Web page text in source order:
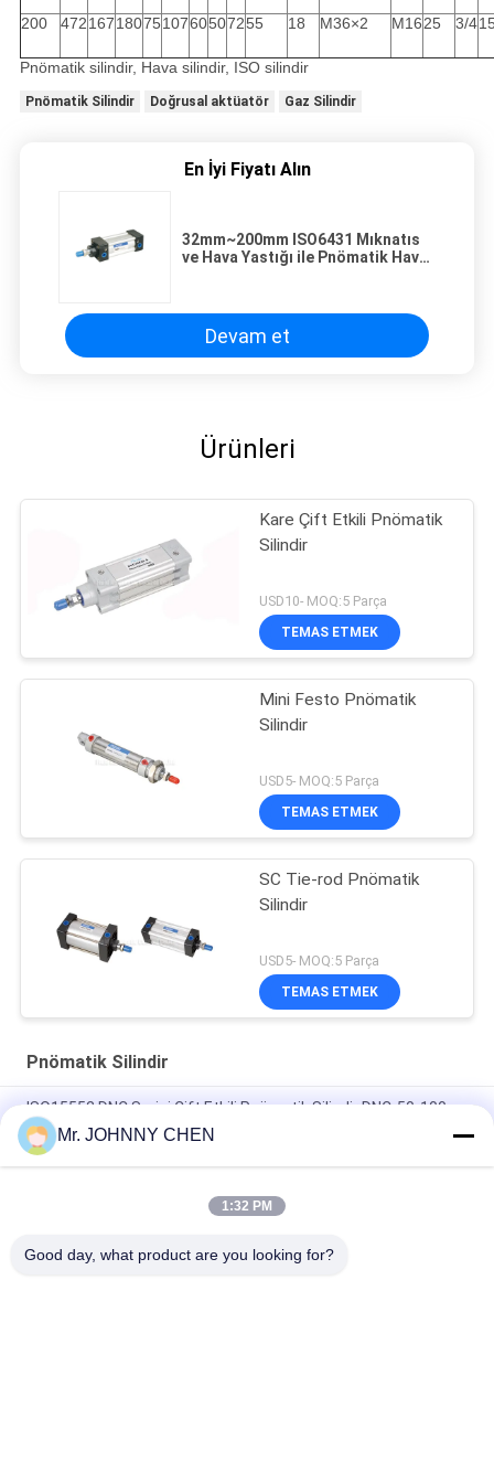
200 4721671807510760507255 18 M36×2 M1625 3/4
Pnömatik silindir, Hava silindir, ISO silindir
Pnömatik Silindir Doğrusal aktüatör Gaz Silindir
En İyi Fiyatı Alın
32mm~200mm ISO6431 Mıknatıs
ve Hava Yastığı ile Pnömatik Hava
Devam et
Ürünleri
Kare Çift Etkili Pnömatik
Silindir
USD10- MOQ:5 Parça
TEMAS ETMEK
Mini Festo Pnömatik
Silindir
USD5- MOQ:5 Parça
TEMAS ETMEK
SC Tie-rod Pnömatik
Silindir
USD5- MOQ:5 Parça
TEMAS ETMEK
Pnömatik Silindir
ISO15552 DNC Serisi Çift Etkili Pnömatik Silindir DNC-50-100-
PPV-A
ISO6432 DSNU Stainless Steel Mini Pneumatik Hava Silindiri
16mm ~ Mıknatıs / Kauçuk Tampon ile 100mm ADVU Kompakt
Mr. JOHNNY CHEN
1:32 PM
Good day, what product are you looking for?